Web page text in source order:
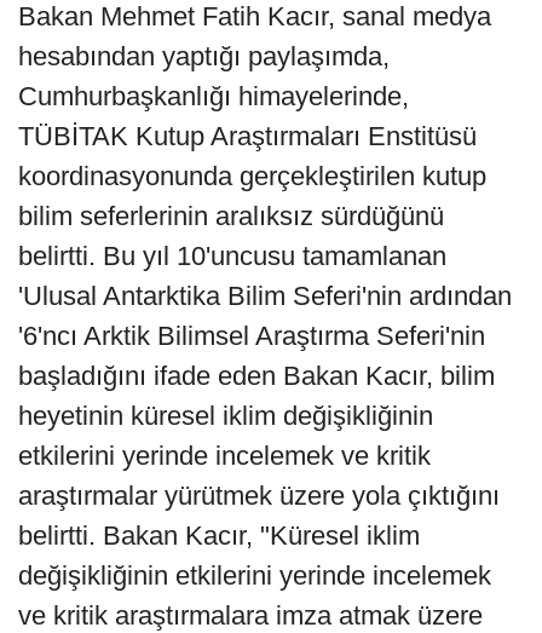
Bakan Mehmet Fatih Kacır, sanal medya
hesabından yaptığı paylaşımda,
Cumhurbaşkanlığı himayelerinde,
TÜBİTAK Kutup Araştırmaları Enstitüsü
koordinasyonunda gerçekleştirilen kutup
bilim seferlerinin aralıksız sürdüğünü
belirtti. Bu yıl 10'uncusu tamamlanan
'Ulusal Antarktika Bilim Seferi'nin ardından
'6'ncı Arktik Bilimsel Araştırma Seferi'nin
başladığını ifade eden Bakan Kacır, bilim
heyetinin küresel iklim değişikliğinin
etkilerini yerinde incelemek ve kritik
araştırmalar yürütmek üzere yola çıktığını
belirtti. Bakan Kacır, "Küresel iklim
değişikliğinin etkilerini yerinde incelemek
ve kritik araştırmalara imza atmak üzere